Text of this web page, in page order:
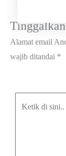
Alamat email
wajib ditandai *